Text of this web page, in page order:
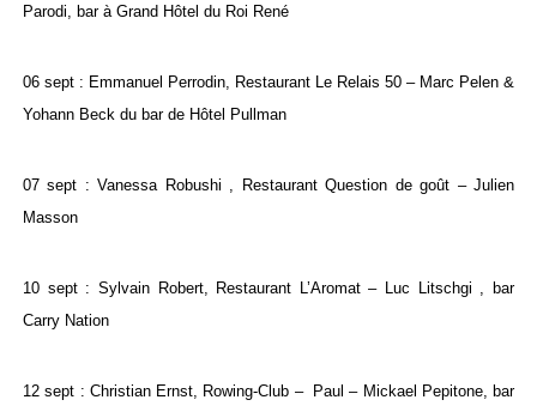
Parodi, bar à Grand Hôtel du Roi René
06 sept : Emmanuel Perrodin, Restaurant Le Relais 50 – Marc Pelen &
Yohann Beck du bar de Hôtel Pullman
07 sept : Vanessa Robushi , Restaurant Question de goût – Julien
Masson
10 sept : Sylvain Robert, Restaurant L’Aromat – Luc Litschgi , bar
Carry Nation
12 sept : Christian Ernst, Rowing-Club – Paul – Mickael Pepitone, bar